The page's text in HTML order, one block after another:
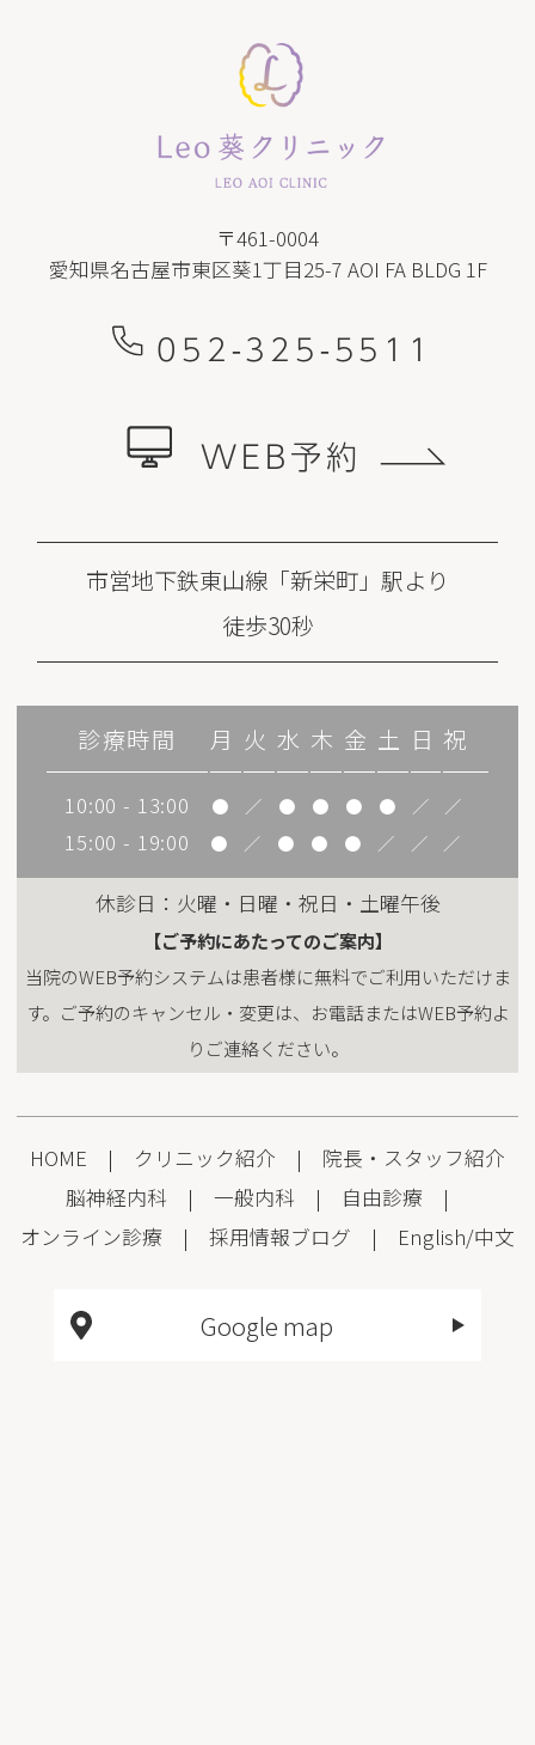
〒461-0004
愛知県名古屋市東区葵1丁目25-7 AOI FA BLDG 1F
052-325-5511
WEB予約
市営地下鉄東山線「新栄町」駅より
徒歩30秒
診療時間 月 火 水 木 金 土 日 祝
10:00 - 13:00 ● ／ ● ● ● ● ／ ／
15:00 - 19:00 ● ／ ● ● ● ／ ／ ／
休診日：火曜・日曜・祝日・土曜午後
【ご予約にあたってのご案内】
当院のWEB予約システムは患者様に無料でご利用いただけま
す。ご予約のキャンセル・変更は、お電話またはWEB予約よ
りご連絡ください。
HOME | クリニック紹介 | 院長・スタッフ紹介
脳神経内科 | 一般内科 | 自由診療 |
オンライン診療 | 採用情報ブログ | English/中文
Google map